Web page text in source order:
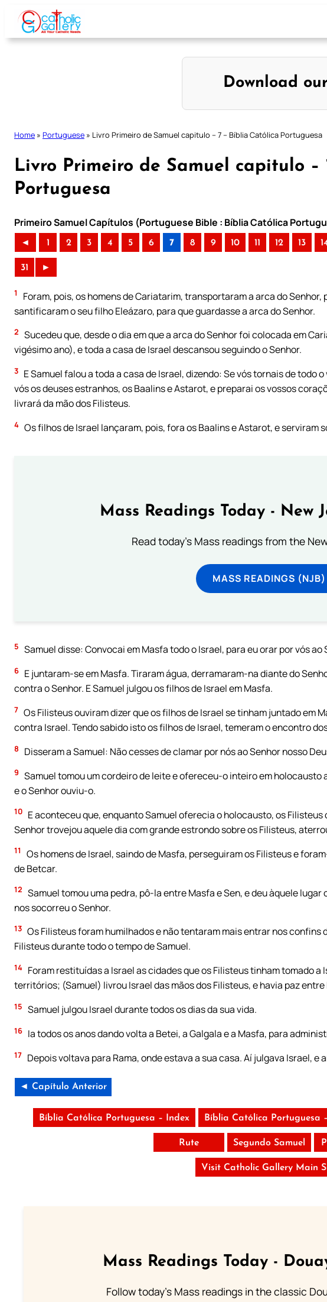
Skip
content
Download
Home » Portuguese » Livro Primeiro de Samuel capitulo – 7 – Bíblia Católica Portuguesa
Livro Primeiro de Samuel capitulo
Portuguesa
Primeiro Samuel Capítulos (Portuguese Bible : Bíblia Católica
◄ 1 2 3 4 5 6 7 8 9 10 11 12 13
31 ►
1
Foram, pois, os homens de Cariatarim, transportaram a arca do
santificaram o seu filho Eleázaro, para que guardasse a arca do Senhor.
2 Sucedeu que, desde o dia em que a arca do Senhor foi colocada em
vigésimo ano), e toda a casa de Israel descansou seguindo o Senhor.
3 E Samuel falou a toda a casa de Israel, dizendo: Se vós tornais de todo
vós os deuses estranhos, os Baalins e Astarot, e preparai os vossos
livrará da mão dos Filisteus.
4 Os filhos de Israel lançaram, pois, fora os Baalins e Astarot, e serviram
Mass Readings Today - New
Read today's Mass readings from the
MASS READINGS (NJB)
5 Samuel disse: Convocai em Masfa todo o Israel, para eu orar por vós ao
6 E juntaram-se em Masfa. Tiraram água, derramaram-na diante do
contra o Senhor. E Samuel julgou os filhos de Israel em Masfa.
7 Os Filisteus ouviram dizer que os filhos de Israel se tinham juntado em
contra Israel. Tendo sabido isto os filhos de Israel, temeram o encontro
8 Disseram a Samuel: Não cesses de clamar por nós ao Senhor nosso
9 Samuel tomou um cordeiro de leite e ofereceu-o inteiro em holocausto
e o Senhor ouviu-o.
10 E aconteceu que, enquanto Samuel oferecia o holocausto, os
Senhor trovejou aquele dia com grande estrondo sobre os Filisteus,
11
Os homens de Israel, saindo de Masfa, perseguiram os Filisteus e
de Betcar.
12 Samuel tomou uma pedra, pô-la entre Masfa e Sen, e deu àquele lugar
nos socorreu o Senhor.
13 Os Filisteus foram humilhados e não tentaram mais entrar nos confins
Filisteus durante todo o tempo de Samuel.
14 Foram restituídas a Israel as cidades que os Filisteus tinham tomado a
territórios; (Samuel) livrou Israel das mãos dos Filisteus, e havia paz entre
15 Samuel julgou Israel durante todos os dias da sua vida.
16 Ia todos os anos dando volta a Betei, a Galgala e a Masfa, para
17 Depois voltava para Rama, onde estava a sua casa. Aí julgava Israel, e
◄ Capítulo Anterior
Bíblia Católica Portuguesa – Index Bíblia Católica Portuguesa
Rute Segundo Samuel
Visit Catholic Gallery Main
Mass Readings Today -
Follow today's Mass readings in the classic